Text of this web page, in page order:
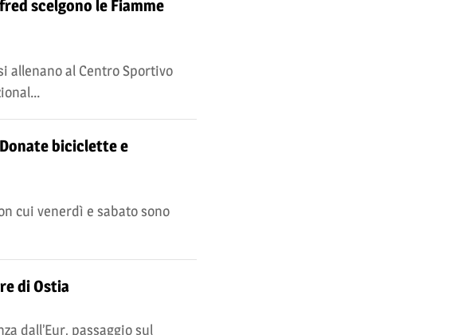
scelgono le Fiamme
allenano al Centro Sportivo
biciclette e
cui venerdì e sabato sono
di Ostia
dall’Eur, passaggio sul